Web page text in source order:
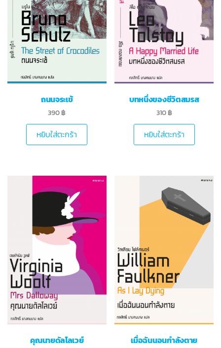
ถนนจระเข้
390 ฿
หยิบใส่ตะกร้า
บทหนึ่งของชีวิตสมรส
310 ฿
หยิบใส่ตะกร้า
คุณนายดัลโลเวย์ เมื่อฉันนอนกำลังตาย